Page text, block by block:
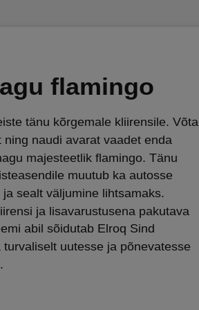
flamingo
tänu kõrgemale kliirensile. Võta
ning naudi avarat vaadet enda
majesteetlik flamingo. Tänu
muutub ka autosse
ja sealt väljumine lihtsamaks.
ja lisavarustusena pakutava
abil sõidutab Elroq Sind
turvaliselt uutesse ja põnevatesse